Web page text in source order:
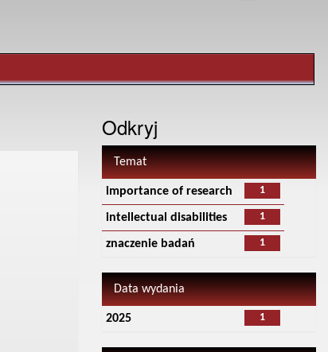
Odkryj
Temat
1
importance of research
1
intellectual disabilities
1
znaczenie badań
Data wydania
1
2025